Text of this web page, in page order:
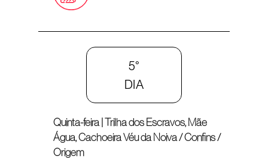
5°
DIA
Quinta-feira | Trilha dos Escravos, Mãe
Água, Cachoeira Véu da Noiva / Confins /
Origem